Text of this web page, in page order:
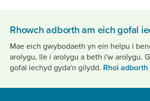
Rhowch adborth am eich gofal
Mae eich gwybodaeth yn ein helpu i
arolygu, lle i arolygu a beth i'w arolygu.
gofal iechyd gyda'n gilydd. Rhoi adborth